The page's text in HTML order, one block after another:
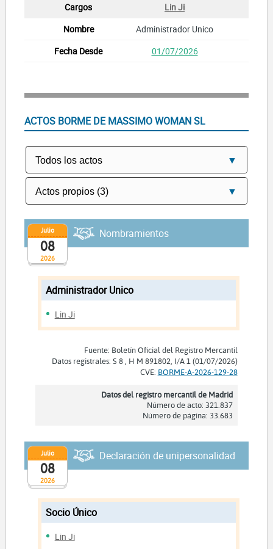
Lin Ji
Administrador Unico
01/07/2026
ACTOS BORME DE MASSIMO WOMAN SL
2026
Julio
08
Nombramientos
Administrador Unico
Lin Ji
Fuente: Boletín Oficial del Registro Mercantil
Datos registrales: S 8 , H M 891802, I/A 1 (01/07/2026)
CVE: BORME-A-2026-129-28
Datos del registro mercantil de Madrid
Número de acto: 321.837
Número de página: 33.683
2026
Julio
08
Declaración de unipersonalidad
Socio Único
Lin Ji